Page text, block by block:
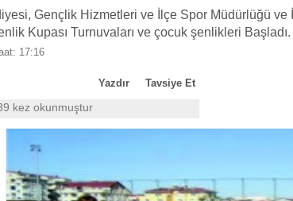
Gençlik Hizmetleri ve İlçe Spor Müdürlüğü
Kupası Turnuvaları ve çocuk şenlikleri Başladı.
17:16
Tavsiye Et
Yazdır
kez okunmuştur